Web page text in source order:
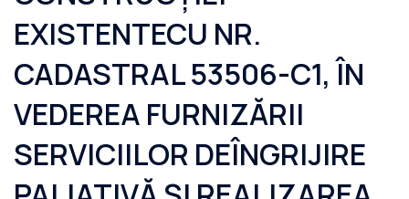
EXISTENTECU NR.
CADASTRAL 53506-C1, ÎN
VEDEREA FURNIZĂRII
SERVICIILOR DEÎNGRIJIRE